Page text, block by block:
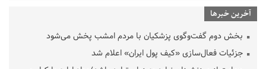
آخرین خبرها
بخش دوم گفت‌وگوی پزشکیان با مردم امشب پخش می‌شود
جزئیات فعال‌سازی «کیف پول ایران» اعلام شد